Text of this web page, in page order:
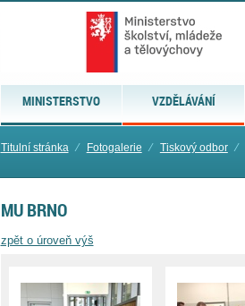
MINISTERSTVO VZDĚLÁVÁNÍ
Titulní stránka ⁄ Fotogalerie ⁄ Tiskový odbor ⁄
MU BRNO
zpět o úroveň výš